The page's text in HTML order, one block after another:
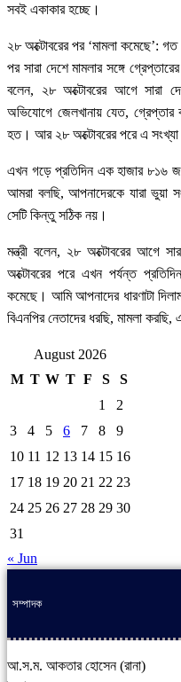
সবই একাকার হচ্ছে।
২৮ অক্টোবরের পর ‘মামলা কমেছে’: গত
পর সারা দেশে মামলার সঙ্গে
বলেন, ২৮ অক্টোবরের আগে সারা
অভিযোগে জেলখানায় যেত, গ্রেপ্তার
হত। আর ২৮ অক্টোবরের পরে এ
এখন গড়ে প্রতিদিন এক হাজার ৮১৬
আমরা বলছি, আপনাদেরকে যারা ভুয়া
সেটি কিন্তু সঠিক নয়।
মন্ত্রী বলেন, ২৮ অক্টোবরের আগে
অক্টোবরের পরে এখন পর্যন্ত
কমেছে। আমি আপনাদের ধারণাটা
বিএনপির নেতাদের ধরছি, মামলা
August 2026
M T W T F S
S
1
2
3
4 5 6 7 8
9
10 11 12 13 14 15 16
17 18 19 20 21 22 23
24 25 26 27 28 29 30
31
« Jun
সম্পাদক
আ.স.ম. আকতার হোসেন (রানা)